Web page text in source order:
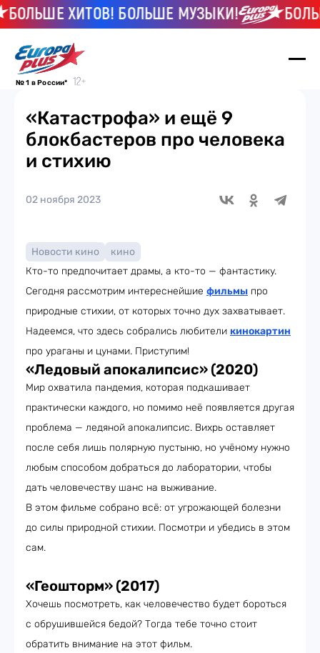
ХИТОВ! БОЛЬШЕ МУЗЫКИ!
№ 1 в России*
«Катастрофа» и ещё 9
блокбастеров про человека
и стихию
02 ноября 2023
Новости кино
кино
Кто-то предпочитает драмы, а кто-то — фантастику.
Сегодня рассмотрим интереснейшие фильмы про
природные стихии, от которых точно дух захватывает.
Надеемся, что здесь собрались любители кинокартин
про ураганы и цунами. Приступим!
«Ледовый апокалипсис» (2020)
Мир охватила пандемия, которая подкашивает
практически каждого, но помимо неё появляется другая
проблема — ледяной апокалипсис. Вихрь оставляет
после себя лишь полярную пустыню, но учёному нужно
любым способом добраться до лаборатории, чтобы
дать человечеству шанс на выживание.
В этом фильме собрано всё: от угрожающей болезни
до силы природной стихии. Посмотри и убедись в этом
сам.
«Геошторм» (2017)
Хочешь посмотреть, как человечество будет бороться
с обрушившейся бедой? Тогда тебе точно стоит
обратить внимание на этот фильм.